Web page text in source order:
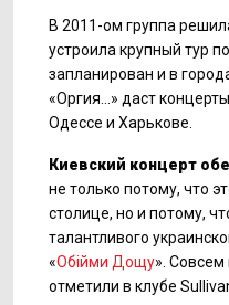
В 2011-ом группа
устроила крупный тур
запланирован и в
«Оргия…» даст
Одессе и Харькове.
Киевский концерт
не только потому, что
столице, но и потому,
талантливого
«Обійми Дощу».
отметили в клубе